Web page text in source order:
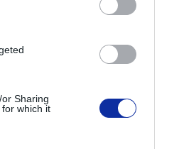
Sharing
which it
https://brother.pl